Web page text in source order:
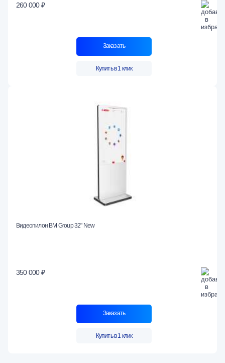
260 000 ₽
Заказать
Купить в 1 клик
Видеопилон BM Group 32" New
350 000 ₽
Заказать
Купить в 1 клик